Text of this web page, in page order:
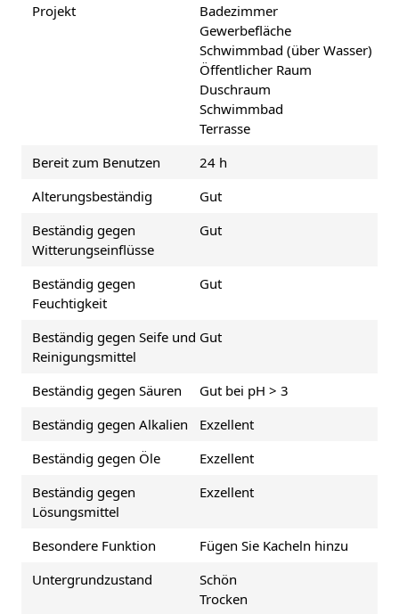
Projekt
Badezimmer
Gewerbefläche
Schwimmbad (über Wasser)
Öffentlicher Raum
Duschraum
Schwimmbad
Terrasse
Bereit zum Benutzen
24 h
Alterungsbeständig
Gut
Beständig gegen
Witterungseinflüsse
Gut
Beständig gegen
Feuchtigkeit
Gut
Beständig gegen Seife und
Reinigungsmittel
Gut
Beständig gegen Säuren
Gut bei pH > 3
Beständig gegen Alkalien
Exzellent
Beständig gegen Öle
Exzellent
Beständig gegen
Lösungsmittel
Exzellent
Besondere Funktion
Fügen Sie Kacheln hinzu
Untergrundzustand
Schön
Trocken